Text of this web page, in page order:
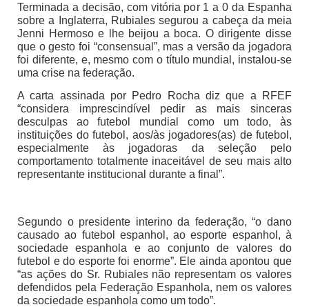
Terminada a decisão, com vitória por 1 a 0 da Espanha
sobre a Inglaterra, Rubiales segurou a cabeça da meia
Jenni Hermoso e lhe beijou a boca. O dirigente disse
que o gesto foi “consensual”, mas a versão da jogadora
foi diferente, e, mesmo com o título mundial, instalou-se
uma crise na federação.
A carta assinada por Pedro Rocha diz que a RFEF
“considera imprescindível pedir as mais sinceras
desculpas ao futebol mundial como um todo, às
instituições do futebol, aos/às jogadores(as) de futebol,
especialmente às jogadoras da seleção pelo
comportamento totalmente inaceitável de seu mais alto
representante institucional durante a final”.
Segundo o presidente interino da federação, “o dano
causado ao futebol espanhol, ao esporte espanhol, à
sociedade espanhola e ao conjunto de valores do
futebol e do esporte foi enorme”. Ele ainda apontou que
“as ações do Sr. Rubiales não representam os valores
defendidos pela Federação Espanhola, nem os valores
da sociedade espanhola como um todo”.